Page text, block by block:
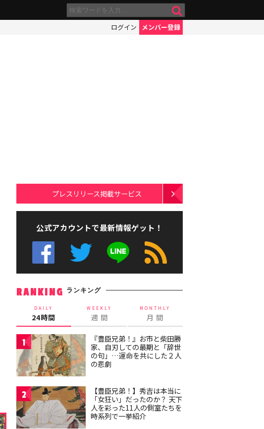
ログイン メンバー登録
プレスリリース掲載サービス
公式アカウントで最新情報ゲット！
RANKING ランキング
DAILY
24時間
WEEKLY
週 間
MONTHLY
月 間
1
『豊臣兄弟！』お市と柴田勝
家、自刃しての最期と「辞世
の句」…運命を共にした２人
の悲劇
2
【豊臣兄弟！】秀吉は本当に
「女狂い」だったのか？ 天下
人を彩った11人の側室たちを
時系列で一挙紹介